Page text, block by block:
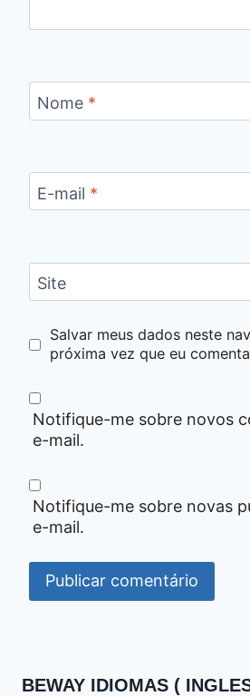
Nome *
E-mail *
Site
Salvar meus dados neste
próxima vez que eu
Notifique-me sobre novos
e-mail.
Notifique-me sobre novas
e-mail.
BEWAY IDIOMAS (